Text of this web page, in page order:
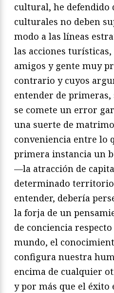
cultural, he defendido
culturales no deben
modo a las líneas
las acciones
amigos y gente muy
contrario y cuyos
entender de primeras,
se comete un error
una suerte de
conveniencia entre lo
primera instancia un
—la atracción de
determinado
entender, debería
la forja de un
de conciencia
mundo, el
configura nuestra
encima de cualquier
y por más que el éxito